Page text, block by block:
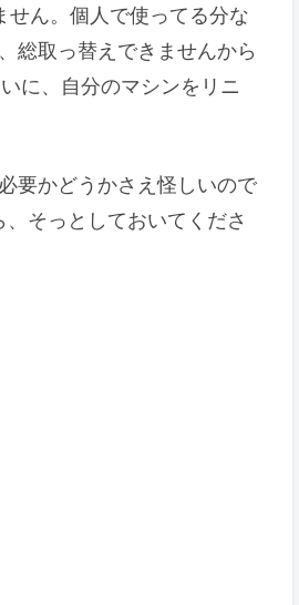
ん。個人で使ってる分な
総取っ替えできませんから
に、自分のマシンをリニ
要かどうかさえ怪しいので
そっとしておいてくださ